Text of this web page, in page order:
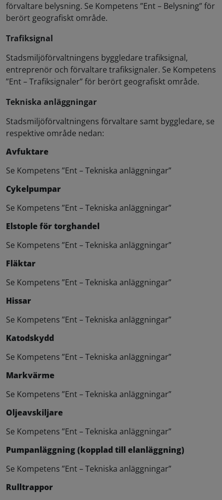
förvaltare belysning. Se Kompetens ”Ent – Belysning” för
berört geografiskt område.
Trafiksignal
Stadsmiljöförvaltningens byggledare trafiksignal,
entreprenör och förvaltare trafiksignaler. Se Kompetens
”Ent – Trafiksignaler” för berört geografiskt område.
Tekniska anläggningar
Stadsmiljöförvaltningens förvaltare samt byggledare, se
respektive område nedan:
Avfuktare
Se Kompetens ”Ent – Tekniska anläggningar”
Cykelpumpar
Se Kompetens ”Ent – Tekniska anläggningar”
Elstople för torghandel
Se Kompetens ”Ent – Tekniska anläggningar”
Fläktar
Se Kompetens ”Ent – Tekniska anläggningar”
Hissar
Se Kompetens ”Ent – Tekniska anläggningar”
Katodskydd
Se Kompetens ”Ent – Tekniska anläggningar”
Markvärme
Se Kompetens ”Ent – Tekniska anläggningar”
Oljeavskiljare
Se Kompetens ”Ent – Tekniska anläggningar”
Pumpanläggning (kopplad till elanläggning)
Se Kompetens ”Ent – Tekniska anläggningar”
Rulltrappor